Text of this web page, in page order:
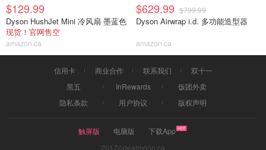
$129.99
Dyson HushJet Mini 冷风扇 墨蓝色
现货！官网售空
amazon.ca
$629.99 $799.99
Dyson Airwrap i.d. 多功能造型器
amazon.ca
信用卡 商业合作 联系我们
双十一
黑五
InRewards
饭团外卖
隐私条款
用户协议 版权声明
触屏版 电脑版
下载App
2017©dealmoon.ca